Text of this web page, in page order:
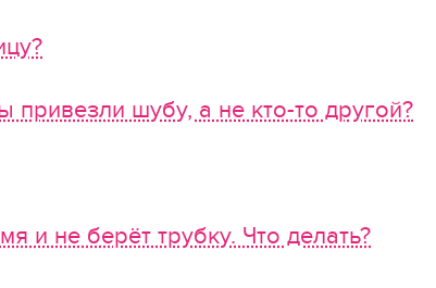
привезли шубу, а не кто-то другой?
и не берёт трубку. Что делать?